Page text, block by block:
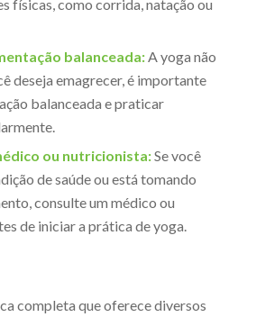
físicas, como corrida, natação ou
balanceada:A yoga não
deseja emagrecer, é importante
balanceada e praticar
ou nutricionista:Se você
de saúde ou está tomando
consulte um médico ou
de iniciar a prática de yoga.
completa que oferece diversos